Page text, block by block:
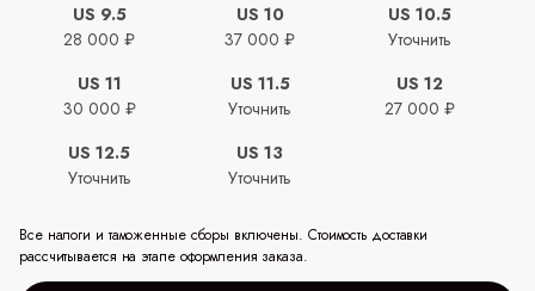
US 9.5
28 000 ₽
US 10
37 000 ₽
US 10.5
Уточнить
US 11
30 000 ₽
US 11.5
Уточнить
US 12
27 000 ₽
US 12.5
Уточнить
US 13
Уточнить
Все налоги и таможенные сборы включены. Стоимость доставки
рассчитывается на этапе оформления заказа.